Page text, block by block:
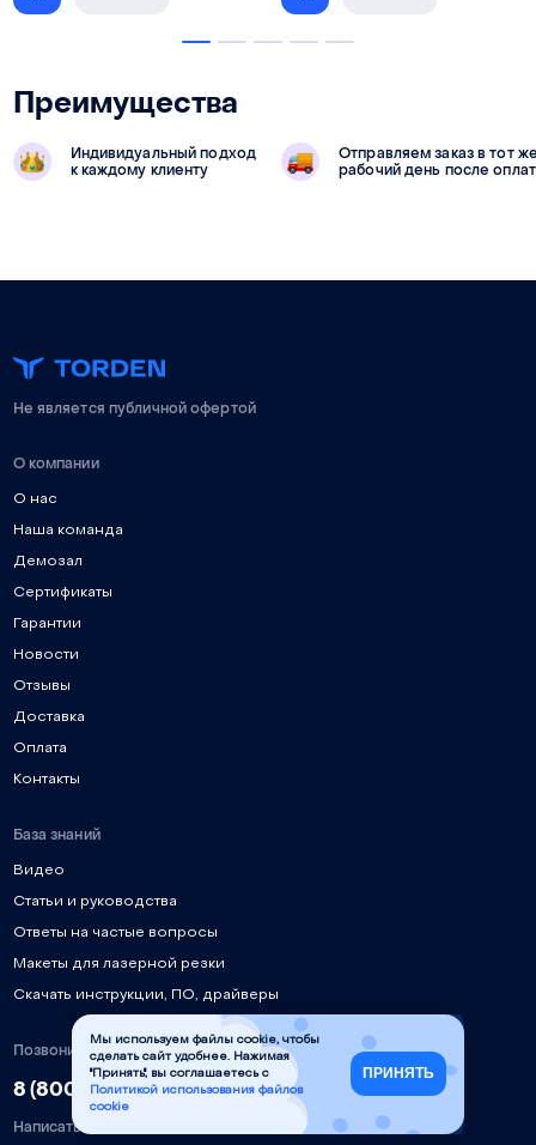
Преимущества
Индивидуальный подход
к каждому клиенту
Отправляем заказ в тот
рабочий день после
Не является публичной офертой
О компании
О нас
Наша команда
Демозал
Сертификаты
Гарантии
Новости
Отзывы
Доставка
Оплата
Контакты
База знаний
Видео
Статьи и руководства
Ответы на частые вопросы
Макеты для лазерной резки
Скачать инструкции, ПО, драйверы
Позвонить
8 (800) 777-90-58
Написать
Мы используем файлы cookie, чтобы
сделать сайт удобнее. Нажимая
"Принять", вы соглашаетесь с
Политикой использования файлов
cookie
ПРИНЯТЬ